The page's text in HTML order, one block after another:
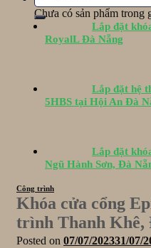
Chưa có sản phẩm trong
Lắp đặt
RoyalL Đà Nẵng
Lắp đặt hệ
5HBS tại Hội An Đà
Lắp đặt
Ngũ Hành Sơn, Đà
Công trình
Khóa cửa cổng
trình Thanh Khê,
Posted on 07/07/202331/07/